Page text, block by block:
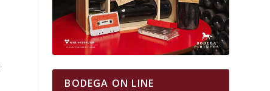
BODEGA ON LINE